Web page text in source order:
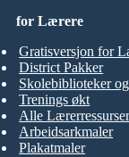
for Lærere
Gratisversjon for
District Pakker
Skolebiblioteker
Trenings økt
Alle
Arbeidsarkmaler
Plakatmaler